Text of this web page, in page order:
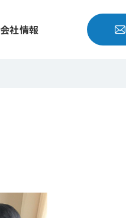
会社情報